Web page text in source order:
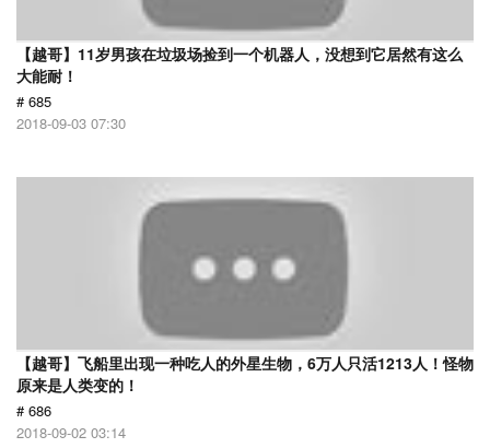
【越哥】11岁男孩在垃圾场捡到一个机器人，没想到它居然有这么
大能耐！
# 685
2018-09-03 07:30
【越哥】飞船里出现一种吃人的外星生物，6万人只活1213人！怪物
原来是人类变的！
# 686
2018-09-02 03:14